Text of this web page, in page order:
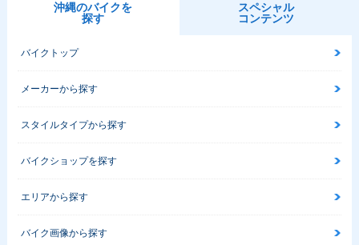
沖縄のバイクを
探す
スペシャル
コンテンツ
バイクトップ
メーカーから探す
スタイルタイプから探す
バイクショップを探す
エリアから探す
バイク画像から探す